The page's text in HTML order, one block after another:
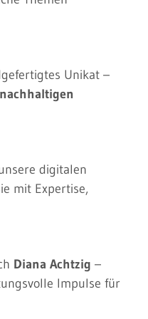
Unikat –
nachhaltigen
digitalen
mit Expertise,
Diana Achtzig –
Impulse für